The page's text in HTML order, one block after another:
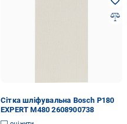
Сітка шліфувальна Bosch P180
EXPERT M480 2608900738